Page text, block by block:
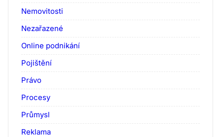
Nemovitosti
Nezařazené
Online podnikání
Pojištění
Právo
Procesy
Průmysl
Reklama